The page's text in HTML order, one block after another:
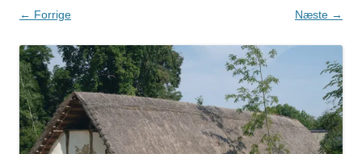
← Forrige Næste →